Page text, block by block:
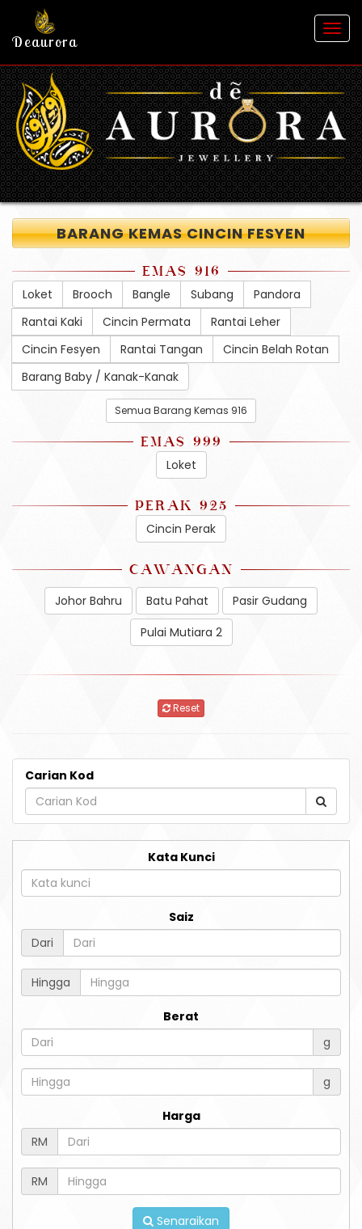
Deaurora
BARANG KEMAS CINCIN FESYEN
EMAS 916
Loket Brooch Bangle Subang
Pandora
Rantai Kaki
Cincin Permata
Rantai Leher
Cincin Fesyen
Rantai Tangan
Cincin Belah Rotan
Barang Baby / Kanak-Kanak
Semua Barang Kemas 916
EMAS 999
Loket
PERAK 925
Cincin Perak
CAWANGAN
Johor Bahru Batu Pahat
Pasir Gudang
Pulai Mutiara 2
Reset
Carian Kod
Kata Kunci
Saiz
Dari
Hingga
Berat
g
g
Harga
RM
RM
Senaraikan